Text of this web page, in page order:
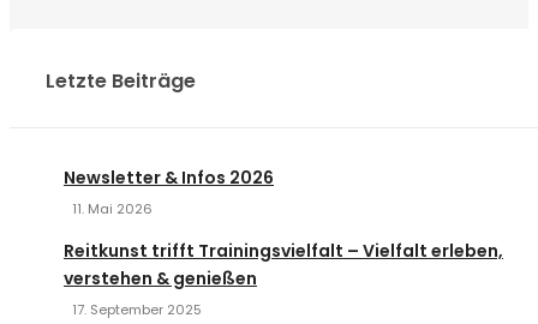
Letzte Beiträge
Newsletter & Infos 2026
11. Mai 2026
Reitkunst trifft Trainingsvielfalt – Vielfalt erleben,
verstehen & genießen
17. September 2025